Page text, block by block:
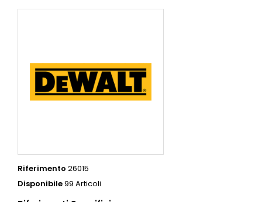
Riferimento 26015
Disponibile99 Articoli